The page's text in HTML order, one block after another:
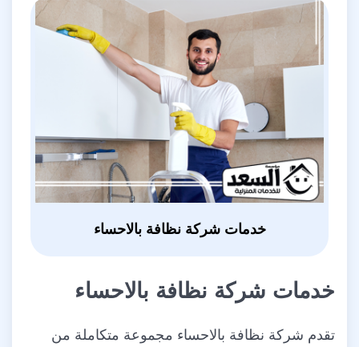
خدمات شركة نظافة بالاحساء
خدمات شركة نظافة بالاحساء
تقدم شركة نظافة بالاحساء مجموعة متكاملة من